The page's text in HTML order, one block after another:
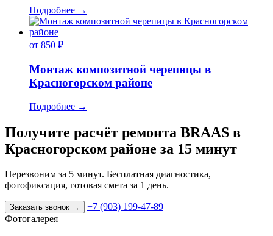
Подробнее →
от 850 ₽
Монтаж композитной черепицы в
Красногорском районе
Подробнее →
Получите расчёт ремонта BRAAS в
Красногорском районе за 15 минут
Перезвоним за 5 минут. Бесплатная диагностика,
фотофиксация, готовая смета за 1 день.
Заказать звонок →
+7 (903) 199-47-89
Фотогалерея